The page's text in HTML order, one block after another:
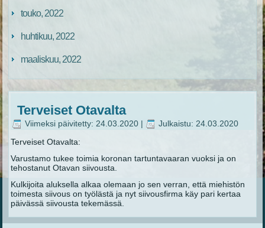
touko, 2022
huhtikuu, 2022
maaliskuu, 2022
Terveiset Otavalta
Viimeksi päivitetty: 24.03.2020 |
Julkaistu: 24.03.2020
Terveiset Otavalta:
Varustamo tukee toimia koronan tartuntavaaran vuoksi ja on
tehostanut Otavan siivousta.
Kulkijoita aluksella alkaa olemaan jo sen verran, että miehistön
toimesta siivous on työlästä ja nyt siivousfirma käy pari kertaa
päivässä siivousta tekemässä.